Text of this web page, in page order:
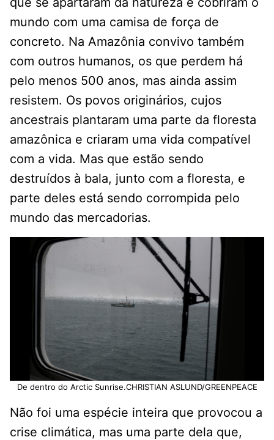
mundo com uma camisa de força de
concreto. Na Amazônia convivo também
com outros humanos, os que perdem há
pelo menos 500 anos, mas ainda assim
resistem. Os povos originários, cujos
ancestrais plantaram uma parte da floresta
amazônica e criaram uma vida compatível
com a vida. Mas que estão sendo
destruídos à bala, junto com a floresta, e
parte deles está sendo corrompida pelo
mundo das mercadorias.
De dentro do Arctic Sunrise.CHRISTIAN ASLUND/GREENPEACE
Não foi uma espécie inteira que provocou a
crise climática, mas uma parte dela que,